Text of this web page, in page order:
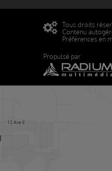
Tous droits
Contenu
Préférences en
Propulsé par